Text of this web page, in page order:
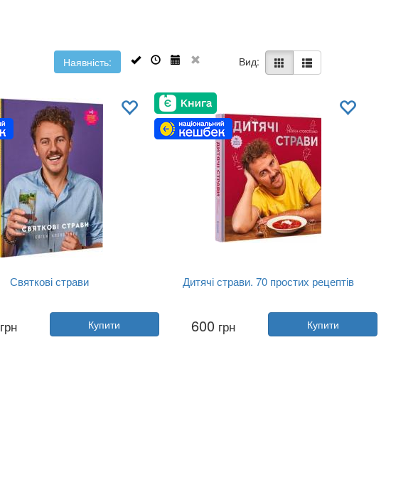
Наявність: Вид:
Святкові страви
Євген Клопотенко
Видавництво:Книголав
грн Купити
Дитячі страви. 70 простих рецептів
Євген Клопотенко
Видавництво:Книголав
600 грн Купити